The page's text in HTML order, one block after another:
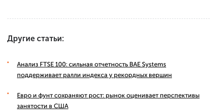
Другие статьи:
Анализ FTSE 100: сильная отчетность BAE Systems
поддерживает ралли индекса у рекордных вершин
Евро и фунт сохраняют рост: рынок оценивает перспективы
занятости в США